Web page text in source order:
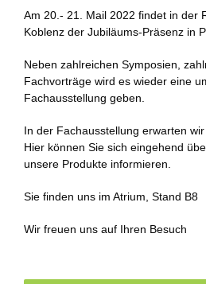
Am 20.- 21. Mail 2022 findet in der
Koblenz der Jubiläums-Präsenz in
Neben zahlreichen Symposien,
Fachvorträge wird es wieder eine
Fachausstellung geben.
In der Fachausstellung erwarten
Hier können Sie sich eingehend
unsere Produkte informieren.
Sie finden uns im Atrium, Stand B8
Wir freuen uns auf Ihren Besuch